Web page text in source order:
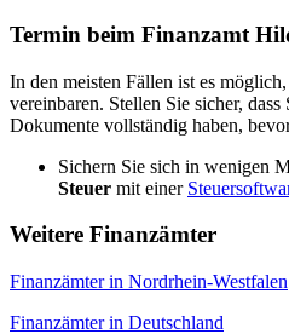
Termin beim Finanzamt
In den meisten Fällen ist es
vereinbaren. Stellen Sie sicher,
Dokumente vollständig haben,
Sichern Sie sich in wenigen
Steuer mit einer
Weitere Finanzämter
Finanzämter in Nordrhein-Westfalen
Finanzämter in Deutschland